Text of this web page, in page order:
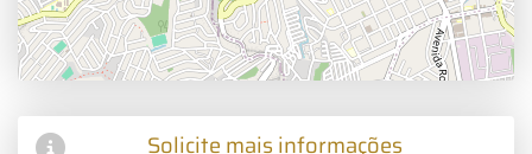
Solicite mais informações